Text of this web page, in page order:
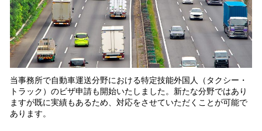
当事務所で自動車運送分野における特定技能外国人（タクシー・
トラック）のビザ申請も開始いたしました。新たな分野ではあり
ますが既に実績もあるため、対応をさせていただくことが可能で
あります。